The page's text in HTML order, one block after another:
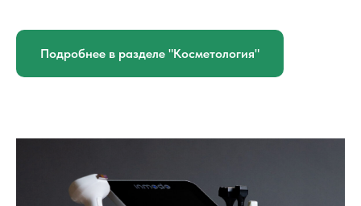
Подробнее в разделе "Косметология"